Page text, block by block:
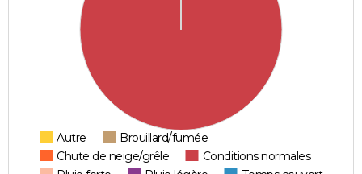
Autre
Brouillard/fumée
Chute de neige/grêle
Conditions normales